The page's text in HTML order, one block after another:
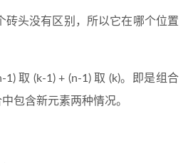
砖头没有区别，所以它在哪个位置
取 (k-1) + (n-1) 取 (k)。即是组合
包含新元素两种情况。